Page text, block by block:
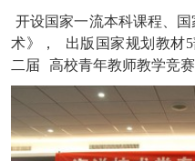
开设国家一流本科课程、
术》，
出版国家规划教材5
二届
高校青年教师教学竞